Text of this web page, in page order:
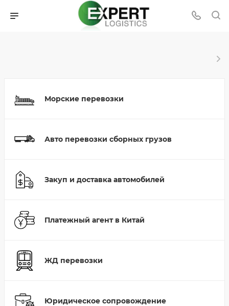
Морские перевозки
Авто перевозки сборных грузов
Закуп и доставка автомобилей
Платежный агент в Китай
ЖД перевозки
Юридическое сопровождение